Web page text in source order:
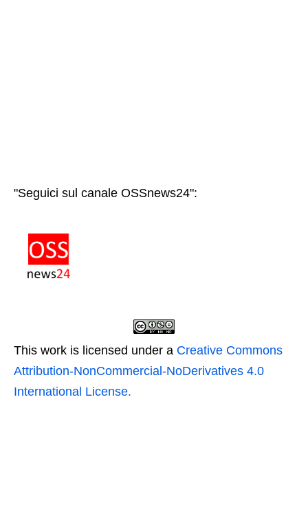
"Seguici sul canale OSSnews24":
This work is licensed under a Creative Commons
Attribution-NonCommercial-NoDerivatives 4.0
International License.